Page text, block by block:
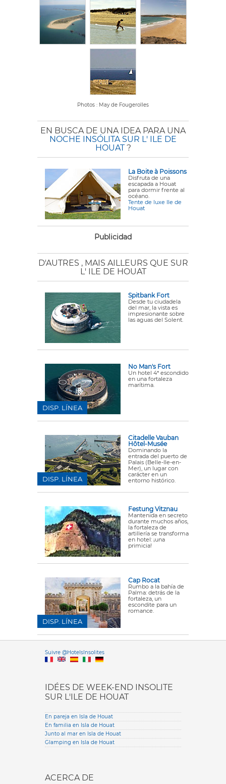
Photos : May de Fougerolles
EN BUSCA DE UNA IDEA PARA UNA
NOCHE INSÓLITA SUR L' ILE DE
HOUAT?
La Boite à Poissons
Disfruta de una
escapada a Houat
para dormir frente al
océano.
Tente de luxe Ile de
Houat
Publicidad
D'AUTRES , MAIS AILLEURS QUE SUR
L' ILE DE HOUAT
Spitbank Fort
Desde tu ciudadela
del mar, la vista es
impresionante sobre
las aguas del Solent.
No Man's Fort
Un hotel 4* escondido
en una fortaleza
marítima.
DISP. LÍNEA
Citadelle Vauban
Hôtel-Musée
Dominando la
entrada del puerto de
Palais (Belle-Ile-en-
Mer), un lugar con
carácter en un
entorno histórico.
DISP. LÍNEA
Festung Vitznau
Mantenida en secreto
durante muchos años,
la fortaleza de
artillería se transforma
en hotel: ¡una
primicia!
Cap Rocat
Rumbo a la bahía de
Palma: detrás de la
fortaleza, un
escondite para un
romance.
DISP. LÍNEA
Suivre @HotelsInsolitesVersione
IDÉES DE WEEK-END INSOLITE
SUR L'ILE DE HOUAT
En pareja en Isla de Houat
En familia en Isla de Houat
Junto al mar en Isla de Houat
Glamping en Isla de Houat
ACERCA DE